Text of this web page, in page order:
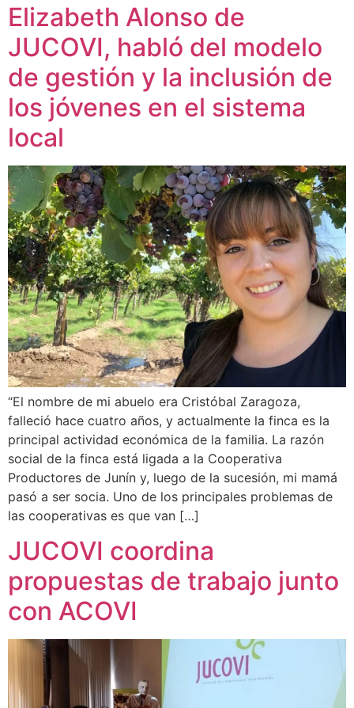
Elizabeth Alonso de
JUCOVI, habló del modelo
de gestión y la inclusión de
los jóvenes en el sistema
local
“El nombre de mi abuelo era Cristóbal Zaragoza,
falleció hace cuatro años, y actualmente la finca es la
principal actividad económica de la familia. La razón
social de la finca está ligada a la Cooperativa
Productores de Junín y, luego de la sucesión, mi mamá
pasó a ser socia. Uno de los principales problemas de
las cooperativas es que van […]
JUCOVI coordina
propuestas de trabajo junto
con ACOVI